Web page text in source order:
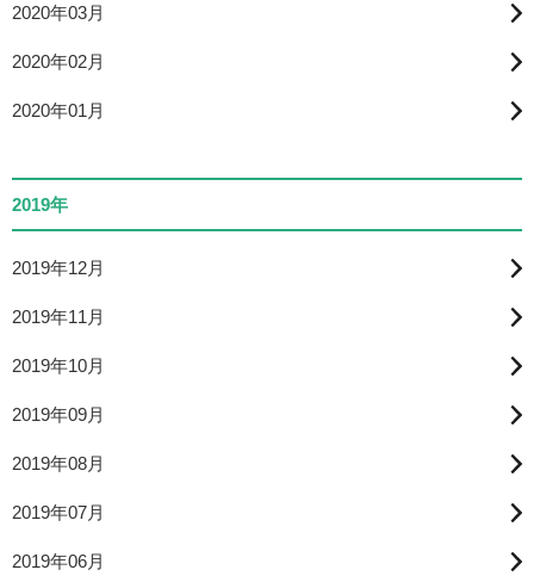
2020年03月
2020年02月
2020年01月
2019年
2019年12月
2019年11月
2019年10月
2019年09月
2019年08月
2019年07月
2019年06月